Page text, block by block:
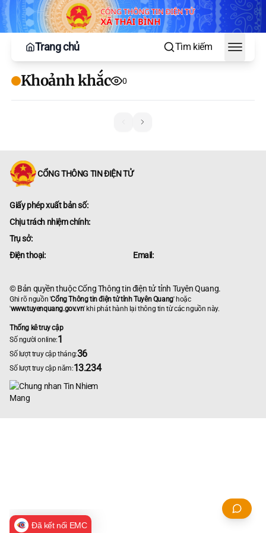
Trang chủ Tìm kiếm
Toggle
Khoảnh khắc 0
CỔNG THÔNG TIN ĐIỆN TỬ
Giấy phép xuất bản số:
Chịu trách nhiệm chính:
Trụ sở:
Điện thoại:
Email:
© Bản quyền thuộc Cổng Thông tin điện tử tỉnh Tuyên Quang.
Ghi rõ nguồn 'Cổng Thông tin điện tử tỉnh Tuyên Quang' hoặc
'www.tuyenquang.gov.vn' khi phát hành lại thông tin từ các nguồn này.
Thống kê truy cập
Số người online:1
Số lượt truy cập tháng:36
Số lượt truy cập năm:13.234
Đã kết nối EMC